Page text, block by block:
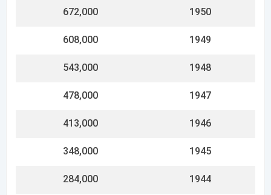
1941
194,000
1940
165,000
1939
136,000
1938
118,000
1937
98,000
1936
82,000
1935
62,000